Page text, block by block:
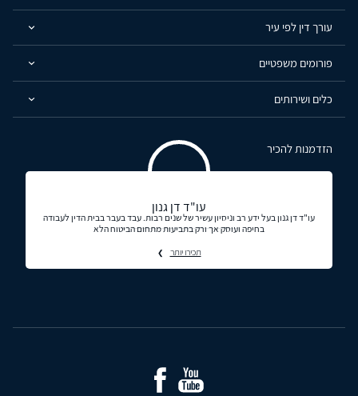
עורך דין לפי עיר
פורומים משפטיים
כלים ושירותים
הזדמנות להכיר
עו"ד דן גנון
עו"ד דן גנון בעל ידע רב וניסיון עשיר של שנים רבות. עבד בעבר בבית הדין לעבודה
בחיפה ועוסק אך ורק בתביעות מתחום הביטוח הלא
תכירו יותר